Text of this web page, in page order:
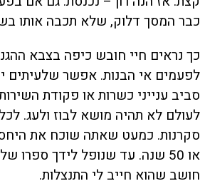
כבר המסך דלוק, שלא תכבה אותו
כך נראים חיי חובש כיפה בצבא
לפעמים אי הבנות. אפשר שלעיתים
סביב ענייני כשרות או פקודת
לעולם לא תהיה מושא לבוז ולעג.
או 50 שנה. עד שנופל לידך ספרו
חושב שהוא חייב לי התנצלות.